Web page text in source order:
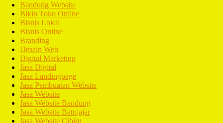
Bandung Website
Bikin Toko Online
Bisnis Lokal
Bisnis Online
Branding
Desain Web
Digital Marketing
Jasa Digital
Jasa Landingpage
Jasa Pembuatan Website
Jasa Website
Jasa Website Bandung
Jasa Website Batujajar
Jasa Website Cibiru